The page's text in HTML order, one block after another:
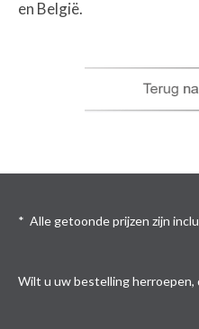
en België.
* Alle getoonde prijzen zijn
Wilt u uw bestelling herroepen,